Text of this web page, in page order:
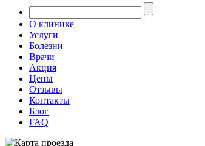
О клинике
Услуги
Болезни
Врачи
Акция
Цены
Отзывы
Контакты
Блог
FAQ